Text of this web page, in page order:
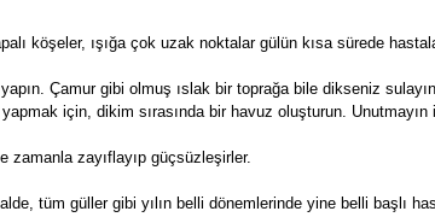
köşeler, ışığa çok uzak noktalar gülün kısa sürede
Çamur gibi olmuş ıslak bir toprağa bile dikseniz
için, dikim sırasında bir havuz oluşturun.
zayıflayıp güçsüzleşirler.
tüm güller gibi yılın belli dönemlerinde yine belli başlı